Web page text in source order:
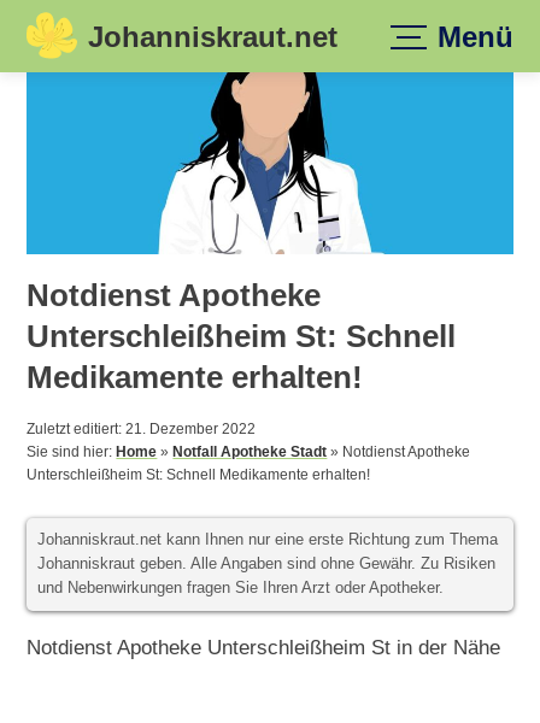
Skip
Johanniskraut.net Menü
Notdienst Apotheke
Unterschleißheim St: Schnell
Medikamente erhalten!
Zuletzt editiert: 21. Dezember 2022
Sie sind hier:Home »Notfall Apotheke Stadt » Notdienst Apotheke
Unterschleißheim St: Schnell Medikamente erhalten!
Johanniskraut.net kann Ihnen nur eine erste Richtung zum Thema
Johanniskraut geben. Alle Angaben sind ohne Gewähr. Zu Risiken
und Nebenwirkungen fragen Sie Ihren Arzt oder Apotheker.
Notdienst Apotheke Unterschleißheim St in der Nähe